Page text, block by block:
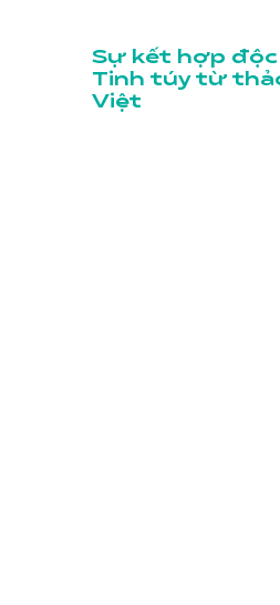
Sự kết hợp
Tinh túy từ
Việt